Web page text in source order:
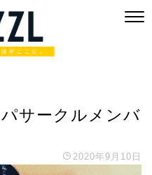
パサークルメンバ
2020年9月10日